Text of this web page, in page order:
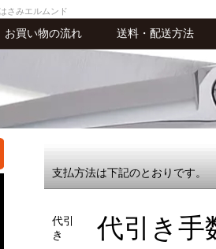
さみエルムンド
お買い物の流れ 送料・配送方法
支払方法は下記のとおりです。
代引
き
代引き手